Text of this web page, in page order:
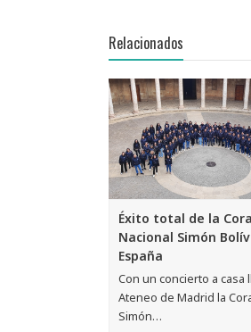
Relacionados
Éxito total de la
Nacional Simón
España
Con un concierto a casa
Ateneo de Madrid la
Simón…